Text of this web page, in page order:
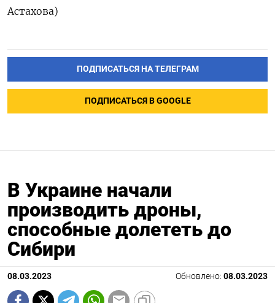
Астахова)
ПОДПИСАТЬСЯ НА ТЕЛЕГРАМ
ПОДПИСАТЬСЯ В GOOGLE
В Украине начали
производить дроны,
способные долететь до
Сибири
08.03.2023 Обновлено: 08.03.2023